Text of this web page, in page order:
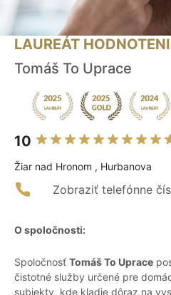
LAUREÁT
Tomáš To Uprace
10
Žiar nad Hronom , Hurbanova
Zobraziť telefónne
O spoločnosti:
Spoločnosť Tomáš To Uprace
čistotné služby určené pre
subjekty, kde kladie dôraz na